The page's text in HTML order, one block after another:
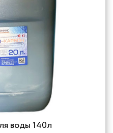
воды 140л